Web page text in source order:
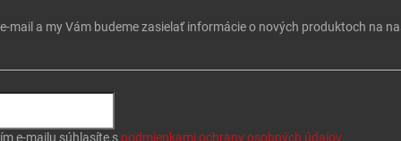
mail a my Vám budeme zasielať informácie o nových produktoch na
e-mailu súhlasíte s podmienkami ochrany osobných údajov